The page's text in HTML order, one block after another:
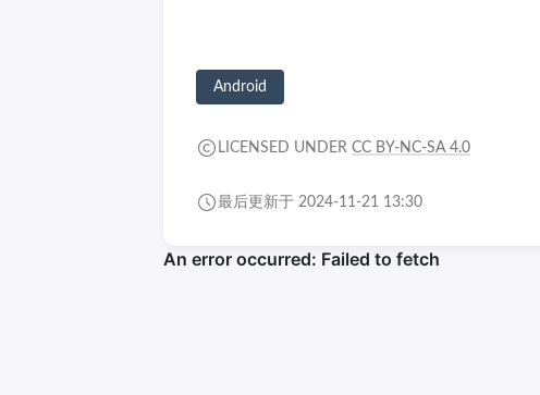
Android
LICENSED UNDER CC BY-NC-SA 4.0
最后更新于 2024-11-21 13:30